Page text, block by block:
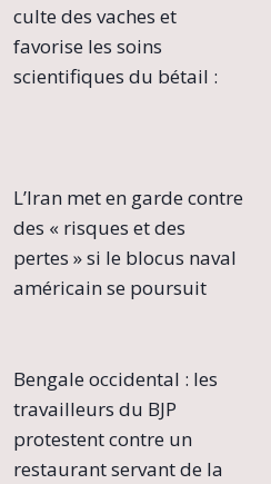
culte des vaches et
favorise les soins
scientifiques du bétail :
L’Iran met en garde contre
des « risques et des
pertes » si le blocus naval
américain se poursuit
Bengale occidental : les
travailleurs du BJP
protestent contre un
restaurant servant de la